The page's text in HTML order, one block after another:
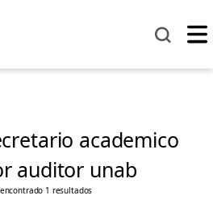
academico
auditor unab
1 resultados